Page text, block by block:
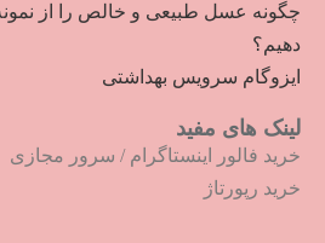
چگونه عسل طبیعی و خالص را از
دهیم؟
ایزوگام سرویس بهداشتی
لینک های مفید
خرید فالور اینستاگرام / سرور مجازی
خرید رپورتاژ